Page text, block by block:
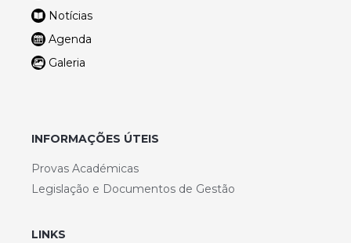
Notícias
Agenda
Galeria
INFORMAÇÕES ÚTEIS
Provas Académicas
Legislação e Documentos de Gestão
LINKS